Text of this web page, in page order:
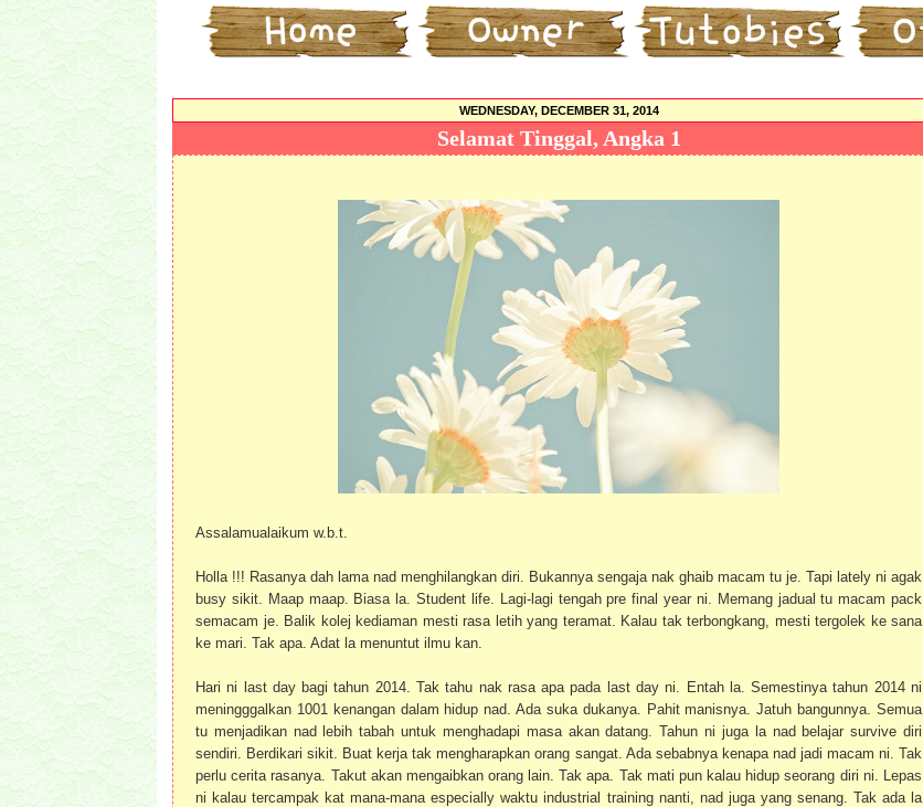
WEDNESDAY, DECEMBER 31, 2014
Selamat Tinggal, Angka 1
Assalamualaikum w.b.t.
Holla !!! Rasanya dah lama nad menghilangkan diri. Bukannya sengaja nak ghaib macam tu je. Tapi lately ni agak
busy sikit. Maap maap. Biasa la. Student life. Lagi-lagi tengah pre final year ni. Memang jadual tu macam pack
semacam je. Balik kolej kediaman mesti rasa letih yang teramat. Kalau tak terbongkang, mesti tergolek ke sana
ke mari. Tak apa. Adat la menuntut ilmu kan.
Hari ni last day bagi tahun 2014. Tak tahu nak rasa apa pada last day ni. Entah la. Semestinya tahun 2014 ni
meningggalkan 1001 kenangan dalam hidup nad. Ada suka dukanya. Pahit manisnya. Jatuh bangunnya. Semua
tu menjadikan nad lebih tabah untuk menghadapi masa akan datang. Tahun ni juga la nad belajar survive diri
sendiri. Berdikari sikit. Buat kerja tak mengharapkan orang sangat. Ada sebabnya kenapa nad jadi macam ni. Tak
perlu cerita rasanya. Takut akan mengaibkan orang lain. Tak apa. Tak mati pun kalau hidup seorang diri ni. Lepas
ni kalau tercampak kat mana-mana especially waktu industrial training nanti, nad juga yang senang. Tak ada la